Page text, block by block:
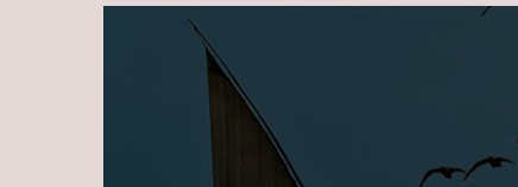
Skip to main content